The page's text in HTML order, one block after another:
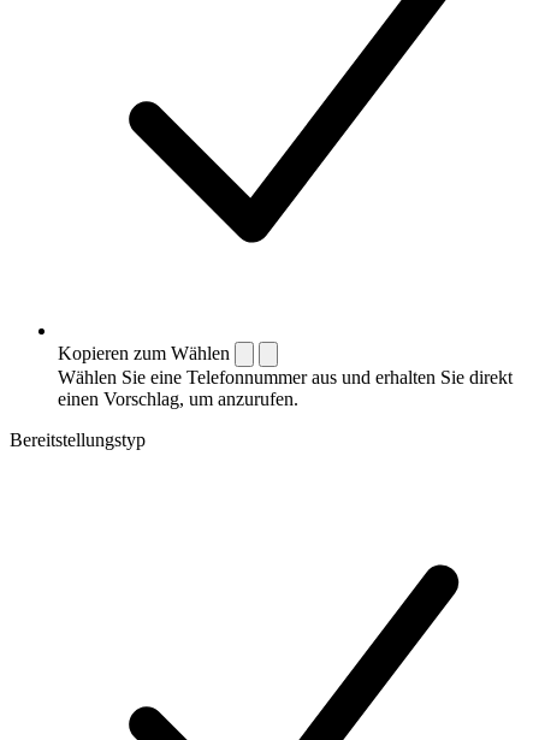
Kopieren zum Wählen
Wählen Sie eine Telefonnummer aus und erhalten Sie direkt
einen Vorschlag, um anzurufen.
Bereitstellungstyp